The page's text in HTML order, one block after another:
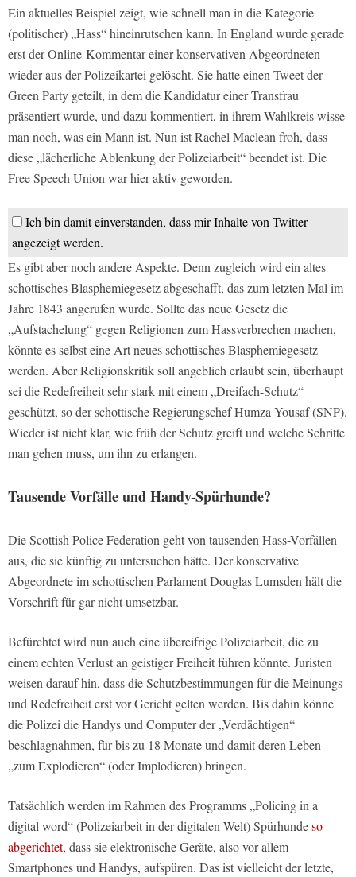
Ein aktuelles Beispiel zeigt, wie schnell man in die Kategorie
(politischer) „Hass“ hineinrutschen kann. In England wurde gerade
erst der Online-Kommentar einer konservativen Abgeordneten
wieder aus der Polizeikartei gelöscht. Sie hatte einen Tweet der
Green Party geteilt, in dem die Kandidatur einer Transfrau
präsentiert wurde, und dazu kommentiert, in ihrem Wahlkreis wisse
man noch, was ein Mann ist. Nun ist Rachel Maclean froh, dass
diese „lächerliche Ablenkung der Polizeiarbeit“ beendet ist. Die
Free Speech Union war hier aktiv geworden.
Ich bin damit einverstanden, dass mir Inhalte von Twitter
angezeigt werden.
Es gibt aber noch andere Aspekte. Denn zugleich wird ein altes
schottisches Blasphemiegesetz abgeschafft, das zum letzten Mal im
Jahre 1843 angerufen wurde. Sollte das neue Gesetz die
„Aufstachelung“ gegen Religionen zum Hassverbrechen machen,
könnte es selbst eine Art neues schottisches Blasphemiegesetz
werden. Aber Religionskritik soll angeblich erlaubt sein, überhaupt
sei die Redefreiheit sehr stark mit einem „Dreifach-Schutz“
geschützt, so der schottische Regierungschef Humza Yousaf (SNP).
Wieder ist nicht klar, wie früh der Schutz greift und welche Schritte
man gehen muss, um ihn zu erlangen.
Tausende Vorfälle und Handy-Spürhunde?
Die Scottish Police Federation geht von tausenden Hass-Vorfällen
aus, die sie künftig zu untersuchen hätte. Der konservative
Abgeordnete im schottischen Parlament Douglas Lumsden hält die
Vorschrift für gar nicht umsetzbar.
Befürchtet wird nun auch eine übereifrige Polizeiarbeit, die zu
einem echten Verlust an geistiger Freiheit führen könnte. Juristen
weisen darauf hin, dass die Schutzbestimmungen für die Meinungs-
und Redefreiheit erst vor Gericht gelten werden. Bis dahin könne
die Polizei die Handys und Computer der „Verdächtigen“
beschlagnahmen, für bis zu 18 Monate und damit deren Leben
„zum Explodieren“ (oder Implodieren) bringen.
Tatsächlich werden im Rahmen des Programms „Policing in a
digital word“ (Polizeiarbeit in der digitalen Welt) Spürhundeso
abgerichtet, dass sie elektronische Geräte, also vor allem
Smartphones und Handys, aufspüren. Das ist vielleicht der letzte,